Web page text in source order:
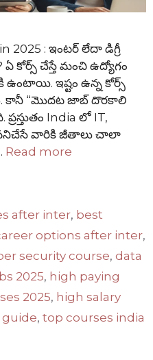
2025 : ఇంటర్ లేదా డిగ్రీ
కోర్స్ చేస్తే మంచి ఉద్యోగం
ఉంటాయి. ఇష్టం ఉన్న కోర్స్
కానీ “మొదట జాబ్ దొరకాలి
India లో IT,
పనిచేసే వారికి జీతాలు చాలా
Read more
after inter, best
options after inter,
security course, data
2025, high paying
2025, high salary
, top courses india